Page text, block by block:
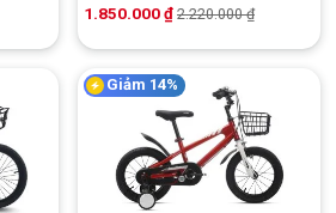
1.850.000₫ 2.220.000₫
Giảm 14%